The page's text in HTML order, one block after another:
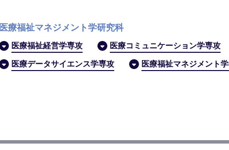
医療福祉マネジメント学研究科
医療福祉経営学専攻 医療コミュニケーション学専攻
医療データサイエンス学専攻 医療福祉マネジメント